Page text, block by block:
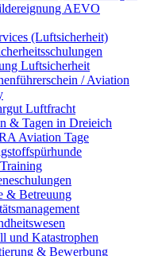
AEVO
(Luftsicherheit)
Luftsicherheit
/ Aviation
Luftfracht
& Tagen in Dreieich
Aviation Tage
& Betreuung
und Katastrophen
& Bewerbung